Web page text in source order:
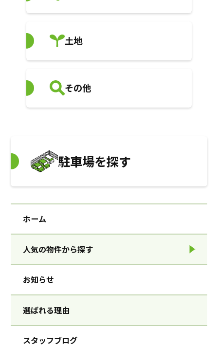
土地
その他
駐車場を探す
ホーム
人気の物件から探す
お知らせ
選ばれる理由
スタッフブログ